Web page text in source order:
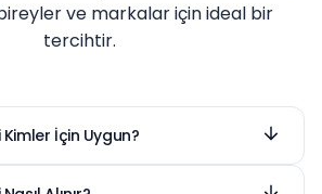
ve markalar için ideal bir
tercihtir.
İçin Uygun?
hem kurumsal kimliğini dijital
isteyen işletmeler hem de